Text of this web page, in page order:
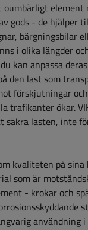
element
gods - de hjälper
bärgningsbilar
i olika längder
kan anpassa
den last som
förskjutningar
trafikanter ökar.
säkra lasten, inte
kvaliteten på
som är
- krokar och
användning